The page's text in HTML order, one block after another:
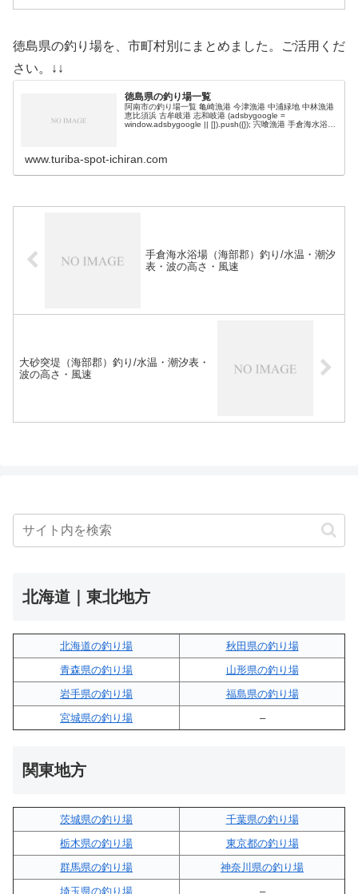
徳島県の釣り場を、市町村別にまとめました。ご活用くだ
さい。↓↓
徳島県の釣り場一覧
阿南市の釣り場一覧 亀崎漁港 今津漁港 中浦緑地 中林漁港
恵比須浜 古牟岐港 志和岐港 (adsbygoogle =
window.adsbygoogle || []).push({}); 宍喰漁港 手倉海水浴場
www.turiba-spot-ichiran.com
手倉海水浴場（海部郡）釣り/水温・潮汐
表・波の高さ・風速
大砂突堤（海部郡）釣り/水温・潮汐表・
波の高さ・風速
北海道｜東北地方
北海道の釣り場
秋田県の釣り場
青森県の釣り場
山形県の釣り場
岩手県の釣り場
福島県の釣り場
宮城県の釣り場
–
関東地方
茨城県の釣り場
千葉県の釣り場
栃木県の釣り場
東京都の釣り場
群馬県の釣り場
神奈川県の釣り場
埼玉県の釣り場
–